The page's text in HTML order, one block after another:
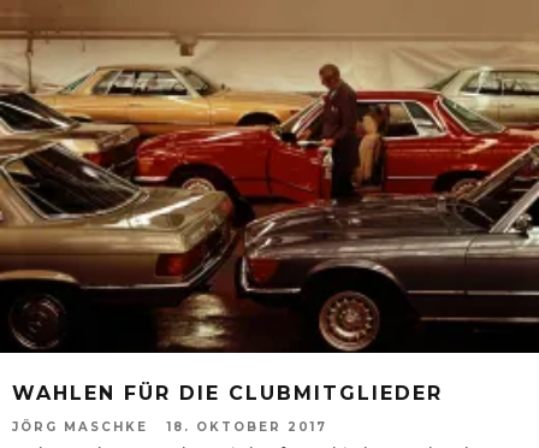
WAHLEN FÜR DIE CLUBMITGLIEDER
JÖRG MASCHKE 18. OKTOBER 2017